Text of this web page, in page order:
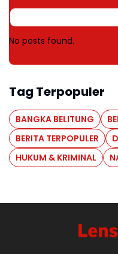
No posts found.
Tag Terpopuler
BANGKA BELITUNG
BERITA TERPOPULER
HUKUM & KRIMINAL